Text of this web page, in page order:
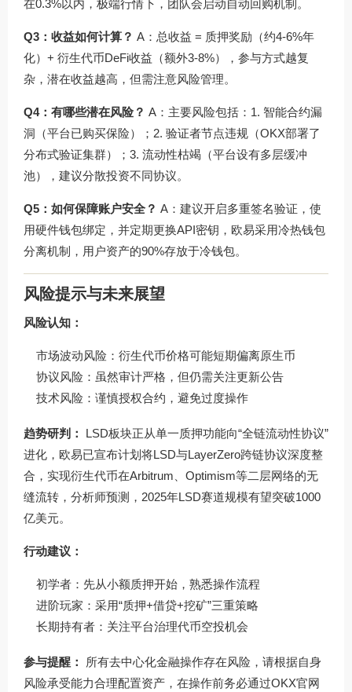
在0.3%以内，极端行情下，团队会启动自动回购机制。
Q3：收益如何计算？ A：总收益 = 质押奖励（约4-6%年
化）+ 衍生代币DeFi收益（额外3-8%），参与方式越复
杂，潜在收益越高，但需注意风险管理。
Q4：有哪些潜在风险？ A：主要风险包括：1. 智能合约漏
洞（平台已购买保险）；2. 验证者节点违规（OKX部署了
分布式验证集群）；3. 流动性枯竭（平台设有多层缓冲
池），建议分散投资不同协议。
Q5：如何保障账户安全？ A：建议开启多重签名验证，使
用硬件钱包绑定，并定期更换API密钥，欧易采用冷热钱包
分离机制，用户资产的90%存放于冷钱包。
风险提示与未来展望
风险认知：
市场波动风险：衍生代币价格可能短期偏离原生币
协议风险：虽然审计严格，但仍需关注更新公告
技术风险：谨慎授权合约，避免过度操作
趋势研判：
LSD板块正从单一质押功能向“全链流动性协议”
进化，欧易已宣布计划将LSD与LayerZero跨链协议深度整
合，实现衍生代币在Arbitrum、Optimism等二层网络的无
缝流转，分析师预测，2025年LSD赛道规模有望突破1000
亿美元。
行动建议：
初学者：先从小额质押开始，熟悉操作流程
进阶玩家：采用“质押+借贷+挖矿”三重策略
长期持有者：关注平台治理代币空投机会
参与提醒：
所有去中心化金融操作存在风险，请根据自身
风险承受能力合理配置资产，在操作前务必通过OKX官网